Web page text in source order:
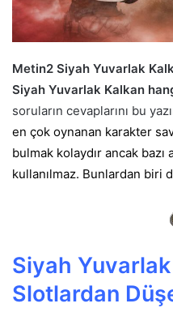
Metin2 Siyah Yuvarlak
Siyah Yuvarlak Kalkan
soruların cevaplarını bu
en çok oynanan karakter
bulmak kolaydır ancak
kullanılmaz. Bunlardan biri
Siyah
Slotlardan